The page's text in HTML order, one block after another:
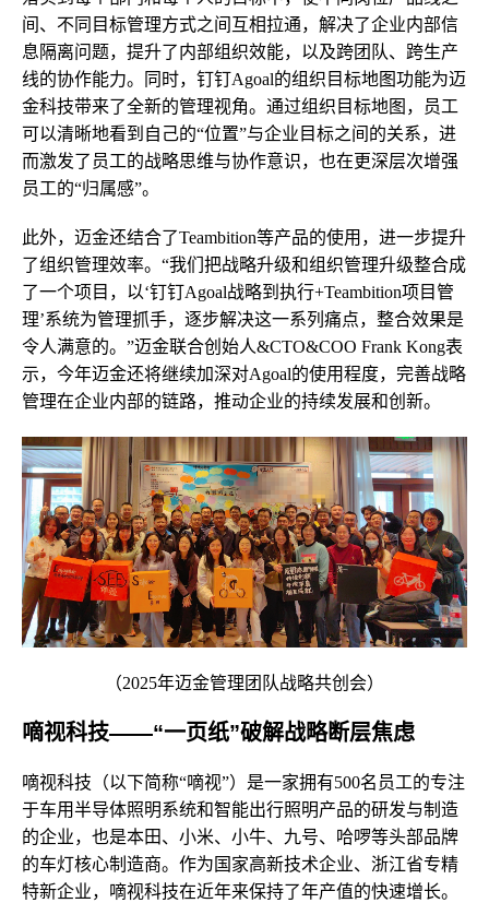
间、不同目标管理方式之间互相拉通，解决了企业内部信
息隔离问题，提升了内部组织效能，以及跨团队、跨生产
线的协作能力。同时，钉钉Agoal的组织目标地图功能为迈
金科技带来了全新的管理视角。通过组织目标地图，员工
可以清晰地看到自己的“位置”与企业目标之间的关系，进
而激发了员工的战略思维与协作意识，也在更深层次增强
员工的“归属感”。
此外，迈金还结合了Teambition等产品的使用，进一步提升
了组织管理效率。“我们把战略升级和组织管理升级整合成
了一个项目，以‘钉钉Agoal战略到执行+Teambition项目管
理’系统为管理抓手，逐步解决这一系列痛点，整合效果是
令人满意的。”迈金联合创始人&CTO&COO Frank Kong表
示，今年迈金还将继续加深对Agoal的使用程度，完善战略
管理在企业内部的链路，推动企业的持续发展和创新。
（2025年迈金管理团队战略共创会）
嘀视科技——“一页纸”破解战略断层焦虑
嘀视科技（以下简称“嘀视”）是一家拥有500名员工的专注
于车用半导体照明系统和智能出行照明产品的研发与制造
的企业，也是本田、小米、小牛、九号、哈啰等头部品牌
的车灯核心制造商。作为国家高新技术企业、浙江省专精
特新企业，嘀视科技在近年来保持了年产值的快速增长。